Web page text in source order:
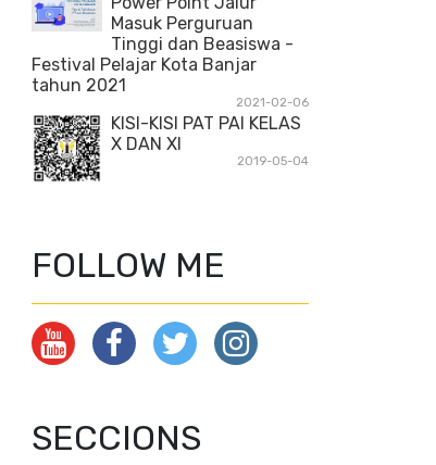
Masuk Perguruan
Tinggi dan Beasiswa -
Festival Pelajar Kota Banjar
tahun 2021
2021-02-06
KISI-KISI PAT PAI KELAS
X DAN XI
2019-05-04
FOLLOW ME
SECCIONS